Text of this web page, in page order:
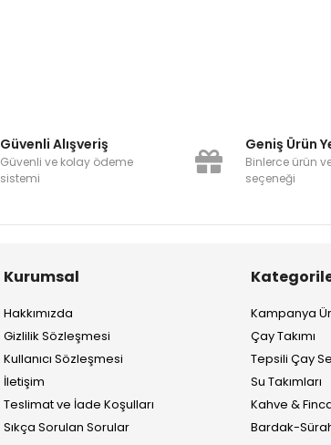
Güvenli Alışveriş
Güvenli ve kolay ödeme
sistemi
Geniş Ürün
Binlerce ürün
seçeneği
Kurumsal
Hakkımızda
Gizlilik Sözleşmesi
Kullanıcı Sözleşmesi
İletişim
Teslimat ve İade Koşulları
Sıkça Sorulan Sorular
Kampanya
Çay Takımı
Tepsili Çay
Su Takımları
Kahve &
Bardak-